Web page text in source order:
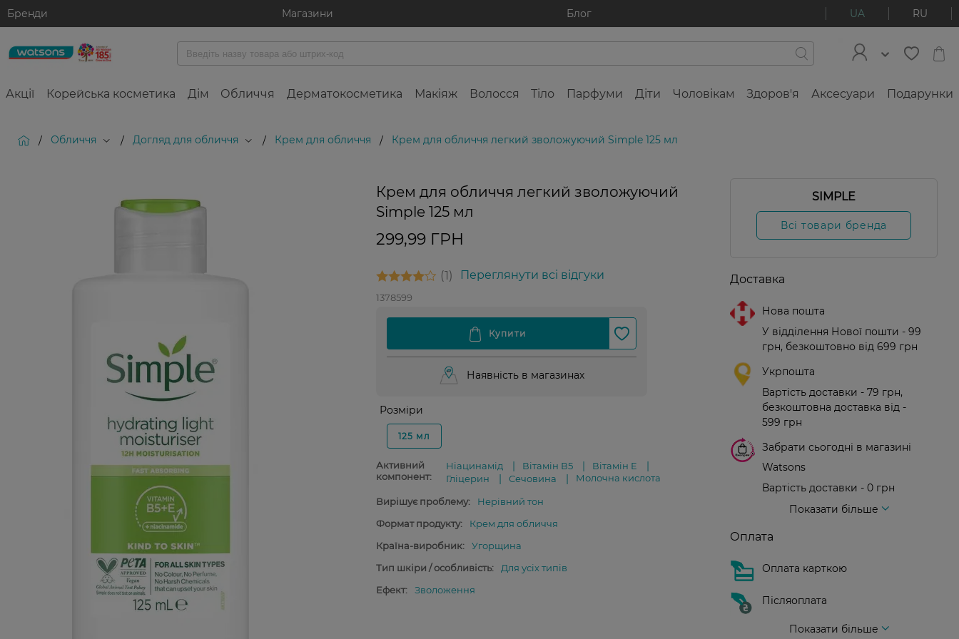
Бренди Магазини Блог UA RU
Акції Корейська косметика Дім Обличчя Дерматокосметика Макіяж Волосся Тіло Парфуми Діти Чоловікам Здоров'я Аксесуари Подарунки
/ Обличчя / Догляд для обличчя / Крем для обличчя / Крем для обличчя легкий зволожуючий Simple 125 мл
Крем для обличчя легкий зволожуючий
Simple 125 мл
299,99 ГРН
1 Переглянути всі відгуки
1378599
Наявність в магазинах
Розміри
125 мл
Активний
компонент:
Ніацинамід Вітамін В5
Вітамін E
Гліцерин
Сечовина Молочна кислота
Вирішує проблему:
Нерівний тон
Формат продукту:
Крем для обличчя
Країна-виробник:
Угорщина
Тип шкіри / особливість:
Для усіх типів
Ефект:
Зволоження
SIMPLE
Всі товари бренда
Доставка
Нова пошта
У відділення Нової пошти - 99
грн, безкоштовно від 699 грн
Укрпошта
Вартість доставки - 79 грн,
безкоштовна доставка від -
599 грн
Забрати сьогодні в магазині
Watsons
Вартість доставки - 0 грн
Показати більше
Оплата
Оплата карткою
Післяоплата
Показати більше